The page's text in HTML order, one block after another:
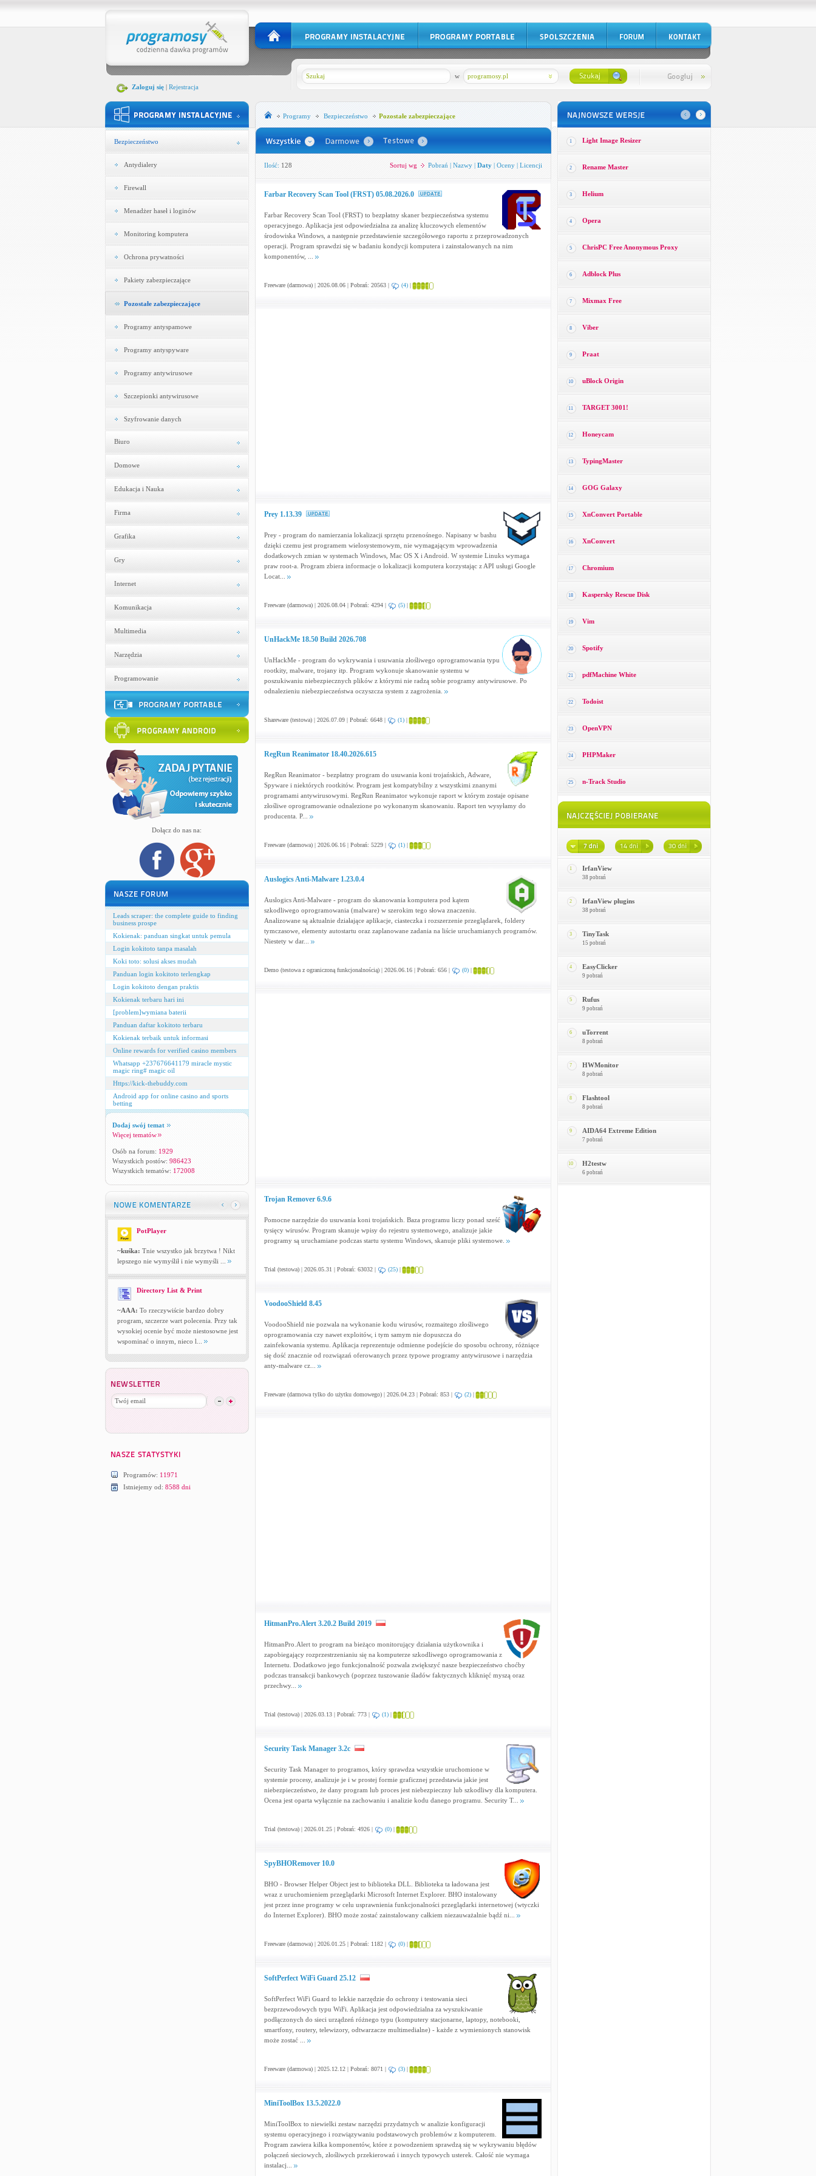
Zaloguj się| Rejestracja
programosy.pl
w
Bezpieczeństwo
Antydialery
Firewall
Menadżer haseł i loginów
Monitoring komputera
Ochrona prywatności
Pakiety zabezpieczające
Pozostałe zabezpieczające
Programy antyspamowe
Programy antyspyware
Programy antywirusowe
Szczepionki antywirusowe
Szyfrowanie danych
Biuro
Domowe
Edukacja i Nauka
Firma
Grafika
Gry
Internet
Komunikacja
Multimedia
Narzędzia
Programowanie
Dołącz do nas na:
Leads scraper: the complete guide to finding
business prospe
Kokienak: panduan singkat untuk pemula
Login kokitoto tanpa masalah
Koki toto: solusi akses mudah
Panduan login kokitoto terlengkap
Login kokitoto dengan praktis
Kokienak terbaru hari ini
[problem]wymiana baterii
Panduan daftar kokitoto terbaru
Kokienak terbaik untuk informasi
Online rewards for verified casino members
Whatsapp +237676641179 miracle mystic
magic ring# magic oil
Https://kick-thebuddy.com
Android app for online casino and sports
betting
Dodaj swój temat
Więcej tematów
Osób na forum: 1929
Wszystkich postów: 986423
Wszystkich tematów: 172008
PotPlayer
~kuśka: Tnie wszystko jak brzytwa ! Nikt
lepszego nie wymyślił i nie wymyśli ...
Directory List & Print
~AAA: To rzeczywiście bardzo dobry
program, szczerze wart polecenia. Przy tak
wysokiej ocenie być może niestosowne jest
wspominać o innym, nieco l...
Programów: 11971
Istniejemy od: 8588 dni
Programy Bezpieczeństwo Pozostałe zabezpieczające
Ilość: 128 Sortuj wg Pobrań | Nazwy| Daty| Oceny| Licencji
Farbar Recovery Scan Tool (FRST) 05.08.2026.0
Farbar Recovery Scan Tool (FRST) to bezpłatny skaner bezpieczeństwa systemu
operacyjnego. Aplikacja jest odpowiedzialna za analizę kluczowych elementów
środowiska Windows, a następnie przedstawienie szczegółowego raportu z przeprowadzonych
operacji. Program sprawdzi się w badaniu kondycji komputera i zainstalowanych na nim
komponentów, ...
Freeware (darmowa) | 2026.08.06 | Pobrań: 20563 | (4)|
Prey 1.13.39
Prey - program do namierzania lokalizacji sprzętu przenośnego. Napisany w bashu
dzięki czemu jest programem wielosystemowym, nie wymagającym wprowadzenia
dodatkowych zmian w systemach Windows, Mac OS X i Android. W systemie Linuks wymaga
praw root-a. Program zbiera informacje o lokalizacji komputera korzystając z API usługi Google
Locat...
Freeware (darmowa) | 2026.08.04 | Pobrań: 4294 | (5)|
UnHackMe 18.50 Build 2026.708
UnHackMe - program do wykrywania i usuwania złośliwego oprogramowania typu
rootkity, malware, trojany itp. Program wykonuje skanowanie systemu w
poszukiwaniu niebezpiecznych plików z którymi nie radzą sobie programy antywirusowe. Po
odnalezieniu niebezpieczeństwa oczyszcza system z zagrożenia.
Shareware (testowa) | 2026.07.09 | Pobrań: 6648 | (1)|
RegRun Reanimator 18.40.2026.615
RegRun Reanimator - bezpłatny program do usuwania koni trojańskich, Adware,
Spyware i niektórych rootkitów. Program jest kompatybilny z wszystkimi znanymi
programami antywirusowymi. RegRun Reanimator wykonuje raport w którym zostaje opisane
złośliwe oprogramowanie odnalezione po wykonanym skanowaniu. Raport ten wysyłamy do
producenta. P...
Freeware (darmowa) | 2026.06.16 | Pobrań: 5229 | (1)|
Auslogics Anti-Malware 1.23.0.4
Auslogics Anti-Malware - program do skanowania komputera pod kątem
szkodliwego oprogramowania (malware) w szerokim tego słowa znaczeniu.
Analizowane są aktualnie działające aplikacje, ciasteczka i rozszerzenie przeglądarek, foldery
tymczasowe, elementy autostartu oraz zaplanowane zadania na liście uruchamianych programów.
Niestety w dar...
Demo (testowa z ograniczoną funkcjonalnością) | 2026.06.16 | Pobrań: 656 | (0)|
Trojan Remover 6.9.6
Pomocne narzędzie do usuwania koni trojańskich. Baza programu liczy ponad sześć
tysięcy wirusów. Program skanuje wpisy do rejestru systemowego, analizuje jakie
programy są uruchamiane podczas startu systemu Windows, skanuje pliki systemowe.
Trial (testowa) | 2026.05.31 | Pobrań: 63032 | (25)|
VoodooShield 8.45
VoodooShield nie pozwala na wykonanie kodu wirusów, rozmaitego złośliwego
oprogramowania czy nawet exploitów, i tym samym nie dopuszcza do
zainfekowania systemu. Aplikacja reprezentuje odmienne podejście do sposobu ochrony, różniące
się dość znacznie od rozwiązań oferowanych przez typowe programy antywirusowe i narzędzia
anty-malware cz...
Freeware (darmowa tylko do użytku domowego) | 2026.04.23 | Pobrań: 853 | (2)|
HitmanPro.Alert 3.20.2 Build 2019
HitmanPro.Alert to program na bieżąco monitorujący działania użytkownika i
zapobiegający rozprzestrzenianiu się na komputerze szkodliwego oprogramowania z
Internetu. Dodatkowo jego funkcjonalność pozwala zwiększyć nasze bezpieczeństwo choćby
podczas transakcji bankowych (poprzez tuszowanie śladów faktycznych kliknięć myszą oraz
przechwy...
Trial (testowa) | 2026.03.13 | Pobrań: 773 | (1)|
Security Task Manager 3.2c
Security Task Manager to programos, który sprawdza wszystkie uruchomione w
systemie procesy, analizuje je i w prostej formie graficznej przedstawia jakie jest
niebezpieczeństwo, że dany program lub proces jest niebezpieczny lub szkodliwy dla komputera.
Ocena jest oparta wyłącznie na zachowaniu i analizie kodu danego programu. Security T...
Trial (testowa) | 2026.01.25 | Pobrań: 4926 | (0)|
SpyBHORemover 10.0
BHO - Browser Helper Object jest to biblioteka DLL. Biblioteka ta ładowana jest
wraz z uruchomieniem przeglądarki Microsoft Internet Explorer. BHO instalowany
jest przez inne programy w celu usprawnienia funkcjonalności przeglądarki internetowej (wtyczki
do Internet Explorer). BHO może zostać zainstalowany całkiem niezauważalnie bądź ni...
Freeware (darmowa) | 2026.01.25 | Pobrań: 1182 | (0)|
SoftPerfect WiFi Guard 25.12
SoftPerfect WiFi Guard to lekkie narzędzie do ochrony i testowania sieci
bezprzewodowych typu WiFi. Aplikacja jest odpowiedzialna za wyszukiwanie
podłączonych do sieci urządzeń różnego typu (komputery stacjonarne, laptopy, notebooki,
smartfony, routery, telewizory, odtwarzacze multimedialne) - każde z wymienionych stanowisk
może zostać ...
Freeware (darmowa) | 2025.12.12 | Pobrań: 8071 | (3)|
MiniToolBox 13.5.2022.0
MiniToolBox to niewielki zestaw narzędzi przydatnych w analizie konfiguracji
systemu operacyjnego i rozwiązywaniu podstawowych problemów z komputerem.
Program zawiera kilka komponentów, które z powodzeniem sprawdzą się w wykrywaniu błędów
połączeń sieciowych, złośliwych przekierowań i innych typowych usterek. Całość nie wymaga
instalacj...
1 Light Image Resizer
2 Rename Master
3 Helium
4 Opera
5 ChrisPC Free Anonymous Proxy
6 Adblock Plus
7 Mixmax Free
8 Viber
9 Praat
10 uBlock Origin
11 TARGET 3001!
12 Honeycam
13 TypingMaster
14 GOG Galaxy
15 XnConvert Portable
16 XnConvert
17 Chromium
18 Kaspersky Rescue Disk
19 Vim
20 Spotify
21 pdfMachine White
22 Todoist
23 OpenVPN
24 PHPMaker
25 n-Track Studio
1 IrfanView
38 pobrań
2 IrfanView plugins
38 pobrań
3 TinyTask
15 pobrań
4 EasyClicker
9 pobrań
5 Rufus
9 pobrań
6 uTorrent
8 pobrań
7 HWMonitor
8 pobrań
8 Flashtool
8 pobrań
9 AIDA64 Extreme Edition
7 pobrań
10 H2testw
6 pobrań